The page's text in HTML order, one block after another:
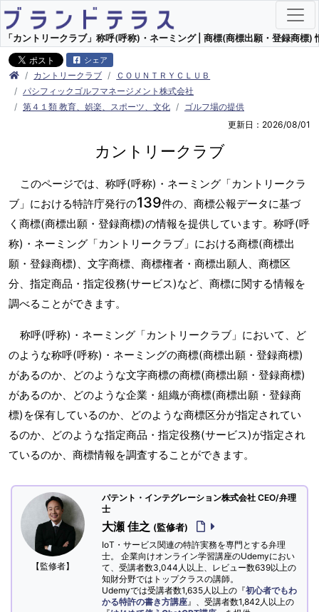
「カントリークラブ」称呼(呼称)・ネーミング | 商標(商標出願・登録商標)
シェア
カントリークラブ
ＣＯＵＮＴＲＹＣＬＵＢ
パシフィックゴルフマネージメント株式会社
第４１類 教育、娯楽、スポーツ、文化
ゴルフ場の提供
更新日：2026/08/01
カントリークラブ
このページでは、称呼(呼称)・ネーミング「カントリークラ
ブ」における特許庁発行の139件の、商標公報データに基づ
く商標(商標出願・登録商標)の情報を提供しています。称呼(呼
称)・ネーミング「カントリークラブ」における商標(商標出
願・登録商標)、文字商標、商標権者・商標出願人、商標区
分、指定商品・指定役務(サービス)など、商標に関する情報を
調べることができます。
称呼(呼称)・ネーミング「カントリークラブ」において、ど
のような称呼(呼称)・ネーミングの商標(商標出願・登録商標)
があるのか、どのような文字商標の商標(商標出願・登録商標)
があるのか、どのような企業・組織が商標(商標出願・登録商
標)を保有しているのか、どのような商標区分が指定されてい
るのか、どのような指定商品・指定役務(サービス)が指定され
ているのか、商標情報を調査することができます。
【監修者】
パテント・インテグレーション株式会社 CEO/弁理
士
大瀬 佳之 (監修者)
IoT・サービス関連の特許実務を専門とする弁理
士。 企業向けオンライン学習講座のUdemyにおい
て、受講者数3,044人以上、レビュー数639以上の
知財分野ではトップクラスの講師。
Udemyでは受講者数1,635人以上の『初心者でもわ
かる特許の書き方講座 』、受講者数1,842人以上の